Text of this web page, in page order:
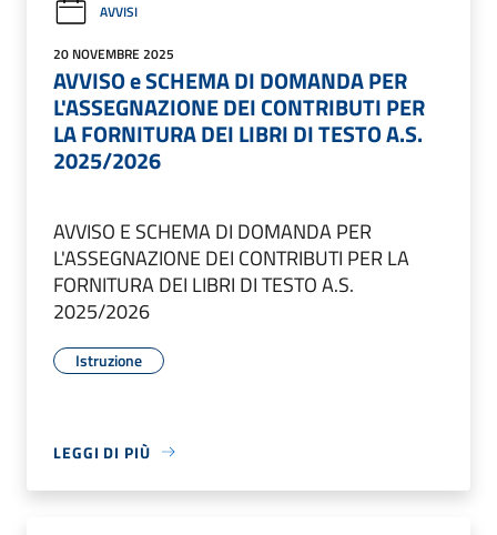
AVVISI
20 NOVEMBRE 2025
AVVISO e SCHEMA DI DOMANDA PER
L'ASSEGNAZIONE DEI CONTRIBUTI PER
LA FORNITURA DEI LIBRI DI TESTO A.S.
2025/2026
AVVISO E SCHEMA DI DOMANDA PER
L'ASSEGNAZIONE DEI CONTRIBUTI PER LA
FORNITURA DEI LIBRI DI TESTO A.S.
2025/2026
Istruzione
LEGGI DI PIÙ